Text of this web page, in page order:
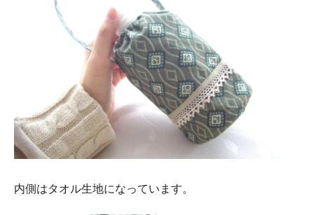
内側はタオル生地になっています。